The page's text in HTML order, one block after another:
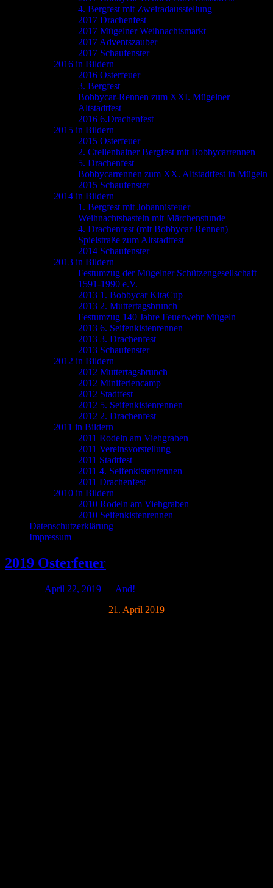
4. Bergfest mit Zweiradausstellung
2017 Drachenfest
2017 Mügelner Weihnachtsmarkt
2017 Adventszauber
2017 Schaufenster
2016 in Bildern
2016 Osterfeuer
3. Bergfest
Bobbycar-Rennen zum XXI. Mügelner
Altstadtfest
2016 6.Drachenfest
2015 in Bildern
2015 Osterfeuer
2. Crellenhainer Bergfest mit Bobbycarrennen
5. Drachenfest
Bobbycarrennen zum XX. Altstadtfest in Mügeln
2015 Schaufenster
2014 in Bildern
1. Bergfest mit Johannisfeuer
Weihnachtsbasteln mit Märchenstunde
4. Drachenfest (mit Bobbycar-Rennen)
Spielstraße zum Altstadtfest
2014 Schaufenster
2013 in Bildern
Festumzug der Mügelner Schützengesellschaft
1591-1990 e.V.
2013 1. Bobbycar KitaCup
2013 2. Muttertagsbrunch
Festumzug 140 Jahre Feuerwehr Mügeln
2013 6. Seifenkistenrennen
2013 3. Drachenfest
2013 Schaufenster
2012 in Bildern
2012 Muttertagsbrunch
2012 Miniferiencamp
2012 Stadtfest
2012 5. Seifenkistenrennen
2012 2. Drachenfest
2011 in Bildern
2011 Rodeln am Viehgraben
2011 Vereinsvorstellung
2011 Stadtfest
2011 4. Seifenkistenrennen
2011 Drachenfest
2010 in Bildern
2010 Rodeln am Viehgraben
2010 Seifenkistenrennen
Datenschutzerklärung
Impressum
2019 Osterfeuer
April 22, 2019
And!
21. April 2019